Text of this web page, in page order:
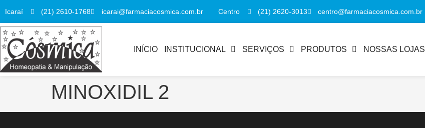
Icaraí (21) 2610-1768 icarai@farmaciacosmica.com.br Centro (21) 2620-3013 centro@farmaciacosmica.com.br
INÍCIO INSTITUCIONAL SERVIÇOS PRODUTOS NOSSAS LOJAS
MINOXIDIL 2